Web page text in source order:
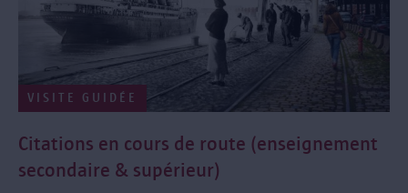
VISITE GUIDÉE
Citations en cours de route (enseignement
secondaire & supérieur)